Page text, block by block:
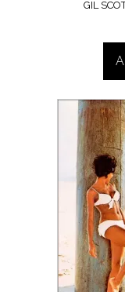
GIL